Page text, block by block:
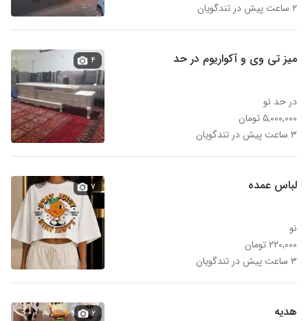
۲ ساعت پیش در تندگویان
میز تی وی و آکواریوم در حد
در حد نو
۵,۰۰۰,۰۰۰ تومان
۳ ساعت پیش در تندگویان
۴
لباس عمده
نو
۲۲۰,۰۰۰ تومان
۳ ساعت پیش در تندگویان
۷
هدیه ۲